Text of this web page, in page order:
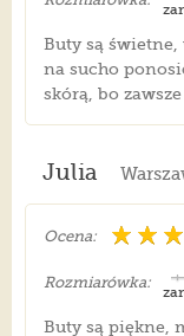
Buty są świetne,
na sucho
skórą, bo
Julia
Ocena:
Rozmiarówka:
Buty są piękne,